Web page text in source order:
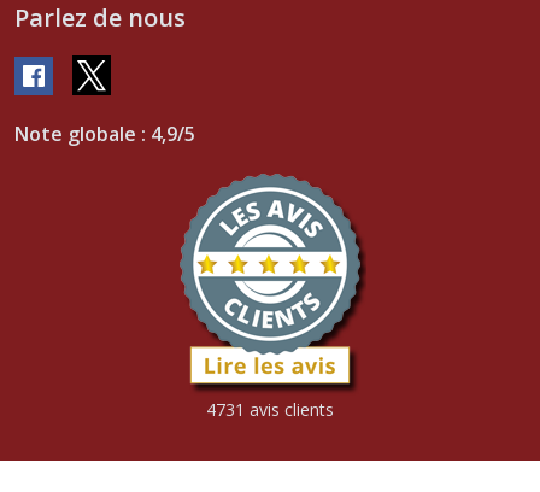
Parlez de nous
Note globale : 4,9/5
4731 avis clients